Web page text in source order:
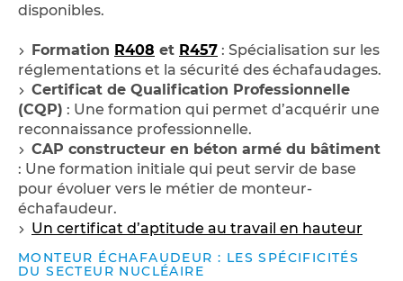
disponibles.
Formation R408 et R457 : Spécialisation sur les
réglementations et la sécurité des échafaudages.
Certificat de Qualification Professionnelle
(CQP) : Une formation qui permet d’acquérir une
reconnaissance professionnelle.
CAP constructeur en béton armé du bâtiment
: Une formation initiale qui peut servir de base
pour évoluer vers le métier de monteur-
échafaudeur.
Un certificat d’aptitude au travail en hauteur
MONTEUR ÉCHAFAUDEUR : LES SPÉCIFICITÉS
DU SECTEUR NUCLÉAIRE